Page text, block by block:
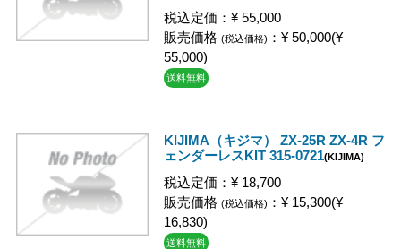
税込定価：¥ 55,000
販売価格 (税込価格) ：¥ 50,000(¥
55,000)
送料無料
KIJIMA（キジマ） ZX-25R ZX-4R フ
ェンダーレスKIT 315-0721(KIJIMA)
税込定価：¥ 18,700
販売価格 (税込価格) ：¥ 15,300(¥
16,830)
送料無料